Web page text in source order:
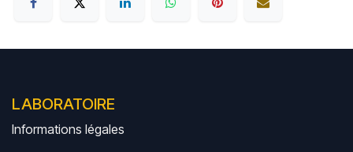
LABORATOIRE
Informations légales